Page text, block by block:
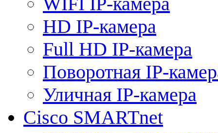
HD IP-камера
Full HD IP-камера
Поворотная IP-
Уличная IP-камера
Cisco SMARTnet